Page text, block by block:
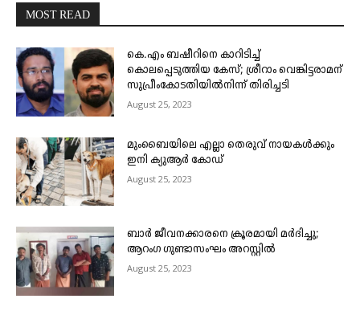
MOST READ
കെ.എം ബഷീറിനെ കാറിടിച്ച്
കൊലപ്പെടുത്തിയ കേസ്; ശ്രീറാം വെങ്കിട്ടരാമന്
സുപ്രീംകോടതിയിൽനിന്ന് തിരിച്ചടി
August 25, 2023
മുംബൈയിലെ എല്ലാ തെരുവ് നായകൾക്കും
ഇനി ക്യുആർ കോഡ്
August 25, 2023
ബാർ ജീവനക്കാരനെ ക്രൂരമായി മർദിച്ചു;
ആറംഗ ഗുണ്ടാസംഘം അറസ്റ്റിൽ
August 25, 2023